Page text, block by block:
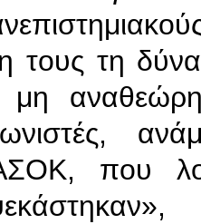
τους τη
μη
που